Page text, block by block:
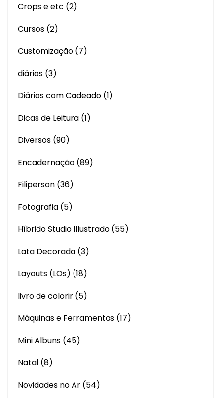
Crops e etc (2)
Cursos (2)
Customização (7)
diários (3)
Diários com Cadeado (1)
Dicas de Leitura (1)
Diversos (90)
Encadernação (89)
Filiperson (36)
Fotografia (5)
Híbrido Studio Illustrado (55)
Lata Decorada (3)
Layouts (LOs) (18)
livro de colorir (5)
Máquinas e Ferramentas (17)
Mini Albuns (45)
Natal (8)
Novidades no Ar (54)